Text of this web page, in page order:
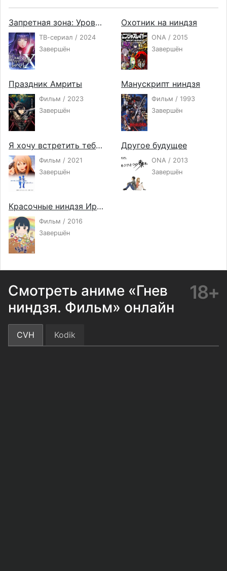
Запретная зона: Уровень X
ТВ-сериал / 2024
Завершён
Охотник на ниндзя
ONA / 2015
Завершён
Праздник Амриты
Фильм / 2023
Завершён
Манускрипт ниндзя
Фильм / 1993
Завершён
Я хочу встретить тебя перед тем, как мир разрушится
Фильм / 2021
Завершён
Другое будущее
ONA / 2013
Завершён
Красочные ниндзя Иромаки
Фильм / 2016
Завершён
Смотреть аниме «Гнев
ниндзя. Фильм» онлайн
18+
CVH Kodik